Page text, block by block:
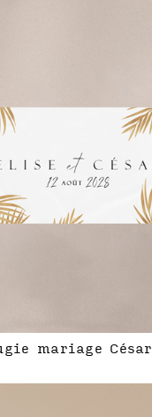
mariage César